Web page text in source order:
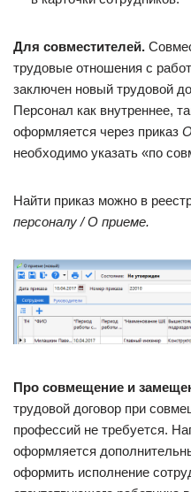
Для совместителей.
трудовые отношения с
заключен новый трудовой
Персонал как внутреннее,
оформляется через приказ
необходимо указать «по
Найти приказ можно в
персоналу / О приеме.
Про совмещение и
трудовой договор при
профессий не требуется.
оформляется
оформить исполнение